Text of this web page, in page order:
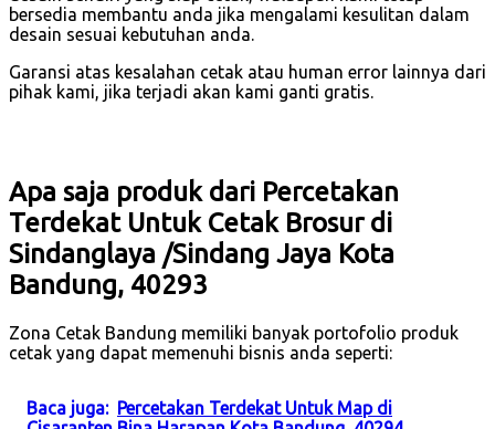
bersedia membantu anda jika mengalami kesulitan dalam
desain sesuai kebutuhan anda.
Garansi atas kesalahan cetak atau human error lainnya dari
pihak kami, jika terjadi akan kami ganti gratis.
Apa saja produk dari Percetakan
Terdekat Untuk Cetak Brosur di
Sindanglaya /Sindang Jaya Kota
Bandung, 40293
Zona Cetak Bandung memiliki banyak portofolio produk
cetak yang dapat memenuhi bisnis anda seperti:
Baca juga: Percetakan Terdekat Untuk Map di